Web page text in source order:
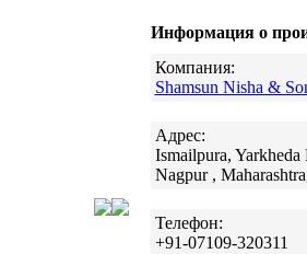
Информация о
Компания:
Shamsun Nisha &
Адрес:
Ismailpura, Yarkheda
Nagpur ,
Телефон:
+91-07109-320311